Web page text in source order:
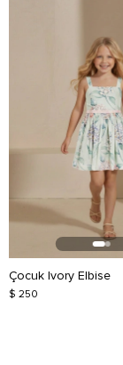
Çocuk Ivory Elbise
$ 250